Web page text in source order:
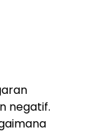
negatif.